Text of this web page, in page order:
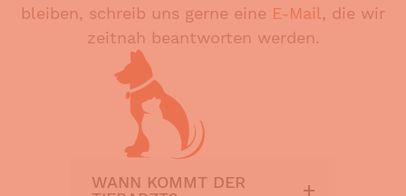
bleiben, schreib uns gerne eine E-Mail, die wir
zeitnah beantworten werden.
WANN KOMMT DER